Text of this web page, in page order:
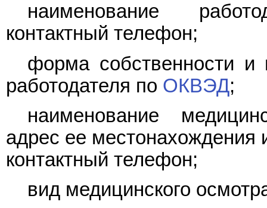
наименование
контактный телефон;
форма собственности и
работодателя по ОКВЭД;
наименование
адрес ее местонахождения
контактный телефон;
вид медицинского